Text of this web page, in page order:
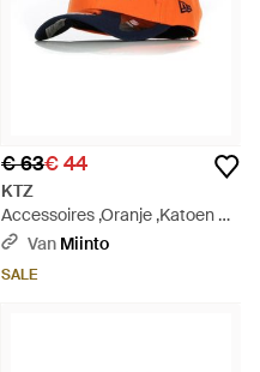
€ 63€ 44
KTZ
Accessoires ,Oranje ,Katoen Nfl
Team Colors Gebogen Klep Pet
Van Miinto
SALE